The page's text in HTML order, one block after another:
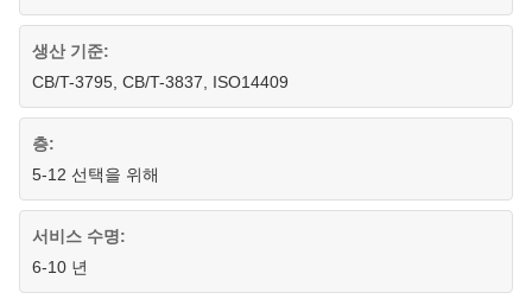
생산 기준:
CB/T-3795, CB/T-3837, ISO14409
층:
5-12 선택을 위해
서비스 수명:
6-10 년